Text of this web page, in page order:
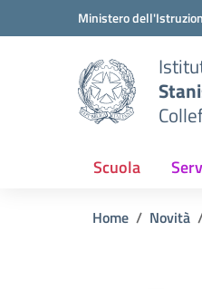
Vai ai contenuti
Vai al menu di navigazione
Ministero
Scuola
Home Novità